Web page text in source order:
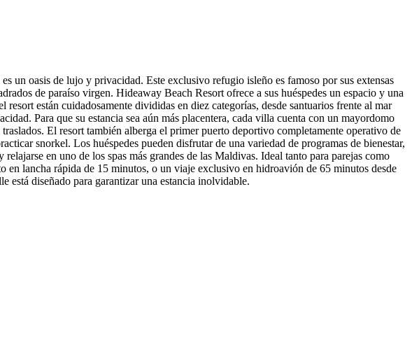
oasis de lujo y privacidad. Este exclusivo refugio isleño es famoso por sus extensas
de paraíso virgen. Hideaway Beach Resort ofrece a sus huéspedes un espacio y una
están cuidadosamente divididas en diez categorías, desde santuarios frente al mar
Para que su estancia sea aún más placentera, cada villa cuenta con un mayordomo
El resort también alberga el primer puerto deportivo completamente operativo de
snorkel. Los huéspedes pueden disfrutar de una variedad de programas de bienestar,
en uno de los spas más grandes de las Maldivas. Ideal tanto para parejas como
en lancha rápida de 15 minutos, o un viaje exclusivo en hidroavión de 65 minutos desde
diseñado para garantizar una estancia inolvidable.